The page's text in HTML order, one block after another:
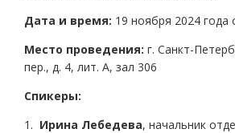
Дата и время: 19 ноября 2024 года
Место проведения: г. Санкт-
пер., д. 4, лит. А, зал 306
Спикеры:
1. Ирина Лебедева, начальник